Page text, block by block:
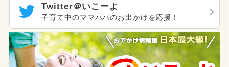
Twitter＠いこーよ
子育て中のママパパのお出かけを応援！